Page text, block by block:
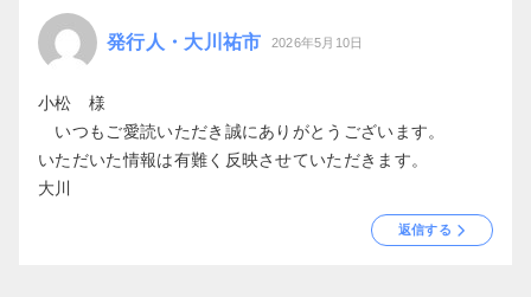
発行人・大川祐市 2026年5月10日
小松 様
いつもご愛読いただき誠にありがとうございます。
いただいた情報は有難く反映させていただきます。
大川
返信する